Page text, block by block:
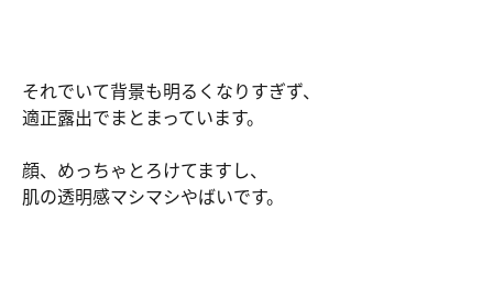
それでいて背景も明るくなりすぎず、
適正露出でまとまっています。
顔、めっちゃとろけてますし、
肌の透明感マシマシやばいです。